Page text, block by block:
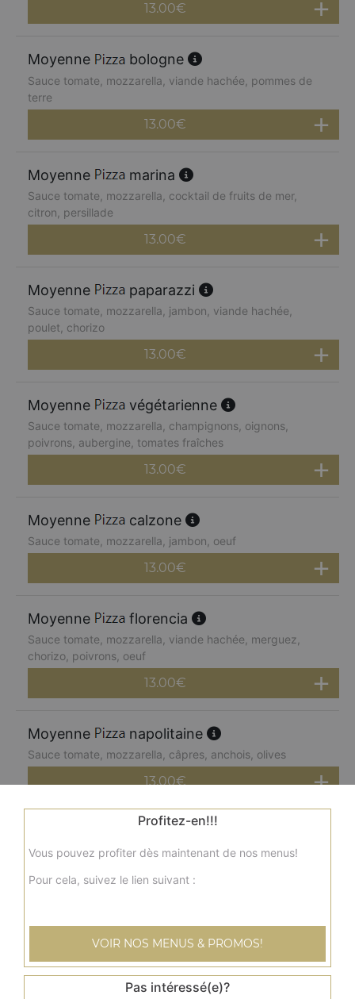
13.00€
Moyenne bologne
Sauce tomate, mozzarella, viande hachée, pommes de
terre
13.00€
Moyenne marina
Sauce tomate, mozzarella, cocktail de fruits de mer,
citron, persillade
13.00€
Moyenne paparazzi
Sauce tomate, mozzarella, jambon, viande hachée,
poulet, chorizo
13.00€
Moyenne végétarienne
Sauce tomate, mozzarella, champignons, oignons,
poivrons, aubergine, tomates fraîches
13.00€
Moyenne calzone
Sauce tomate, mozzarella, jambon, oeuf
13.00€
Moyenne florencia
Sauce tomate, mozzarella, viande hachée, merguez,
chorizo, poivrons, oeuf
13.00€
Moyenne napolitaine
Sauce tomate, mozzarella, câpres, anchois, olives
13.00€
Sauce tomate, mozzarella, lardons, pommes de terre,
Moyenne kebab
Sauce tomate, mozzarella, kebab, tomates fraîches,
Profitez-en!!!
Vous pouvez profiter dès maintenant de nos menus!
Pour cela, suivez le lien suivant :
VOIR NOS MENUS & PROMOS!
Pas intéressé(e)?